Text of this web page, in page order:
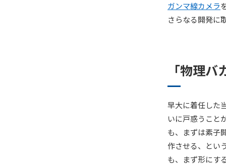
ガンマ線カメラ
さらなる開発に
「物理
早大に着任した
いに戸惑うこと
も、まずは素子
作させる、とい
も、まず形にす